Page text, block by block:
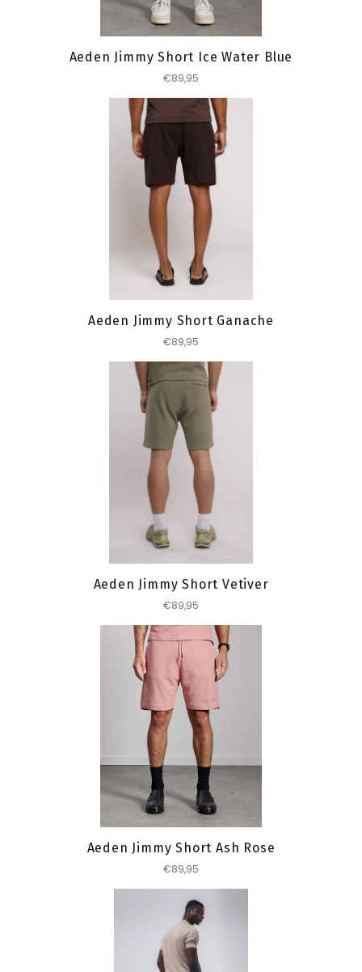
Toevoegen
Aeden Jimmy Short Ice Water Blue
€89,95
Toevoegen
Aeden Jimmy Short Ganache
€89,95
Toevoegen
Aeden Jimmy Short Vetiver
€89,95
Toevoegen
Aeden Jimmy Short Ash Rose
€89,95